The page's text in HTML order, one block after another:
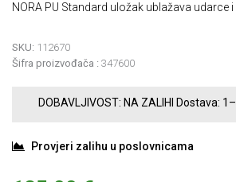
NORA PU Standard uložak ublažava udarce
SKU: 112670
Šifra proizvođača : 347600
DOBAVLJIVOST: NA ZALIHI Dostava:
Provjeri zalihu u poslovnicama